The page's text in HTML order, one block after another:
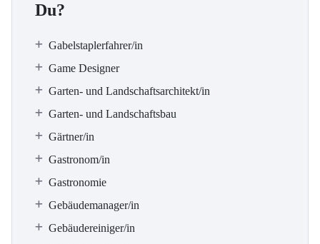
Du?
Gabelstaplerfahrer/in
Game Designer
Garten- und Landschaftsarchitekt/in
Garten- und Landschaftsbau
Gärtner/in
Gastronom/in
Gastronomie
Gebäudemanager/in
Gebäudereiniger/in